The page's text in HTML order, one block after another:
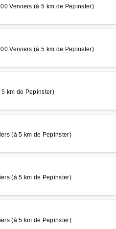
Verviers (à 5 km de Pepinster)
Verviers (à 5 km de Pepinster)
km de Pepinster)
(à 5 km de Pepinster)
(à 5 km de Pepinster)
(à 5 km de Pepinster)